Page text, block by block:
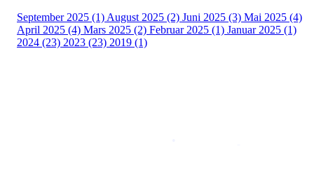
September 2025 (1) August 2025 (2) Juni 2025 (3) Mai 2025 (4)
April 2025 (4) Mars 2025 (2) Februar 2025 (1) Januar 2025 (1)
2024 (23) 2023 (23) 2019 (1)